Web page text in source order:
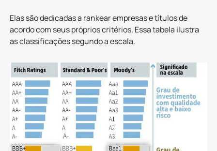
Elas são dedicadas a rankear empresas e títulos de
acordo com seus próprios critérios. Essa tabela ilustra
as classificações segundo a escala.